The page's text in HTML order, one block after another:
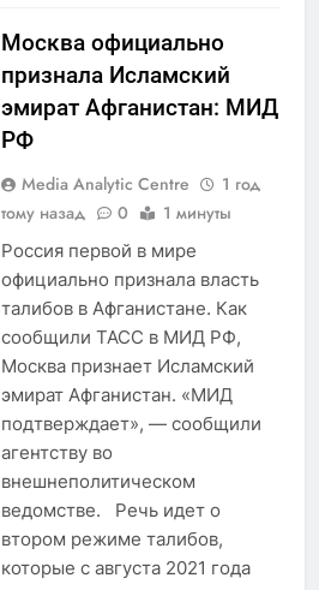
Москва официально
признала Исламский
эмират Афганистан: МИД
РФ
Media Analytic Centre
1 год
тому назад
0 1 минуты
Россия первой в мире
официально признала власть
талибов в Афганистане. Как
сообщили ТАСС в МИД РФ,
Москва признает Исламский
эмират Афганистан. «МИД
подтверждает», — сообщили
агентству во
внешнеполитическом
ведомстве. Речь идет о
втором режиме талибов,
которые с августа 2021 года